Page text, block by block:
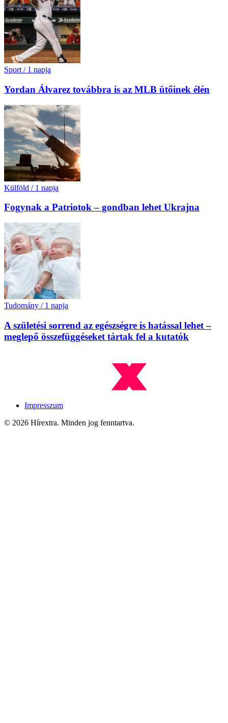
Sport / 1 napja
Yordan Álvarez továbbra is az MLB ütőinek élén
Külföld / 1 napja
Fogynak a Patriotok – gondban lehet Ukrajna
Tudomány / 1 napja
A születési sorrend az egészségre is hatással lehet –
meglepő összefüggéseket tártak fel a kutatók
Impresszum
© 2026 Hírextra. Minden jog fenntartva.